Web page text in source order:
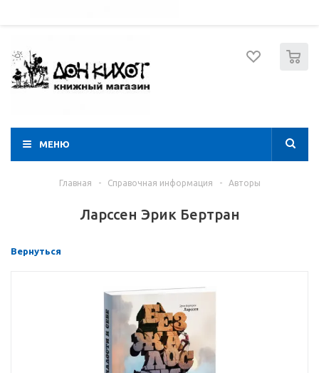
МЕНЮ
Главная - Справочная информация - Авторы
Ларссен Эрик Бертран
Вернуться